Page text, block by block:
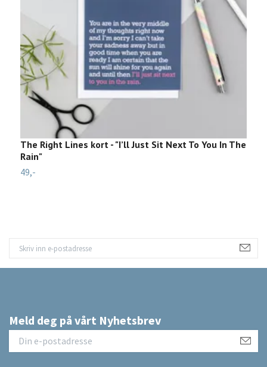
The Right Lines kort - "I’ll Just Sit Next To You In The
Rain"
49,-
Meld deg på vårt Nyhetsbrev